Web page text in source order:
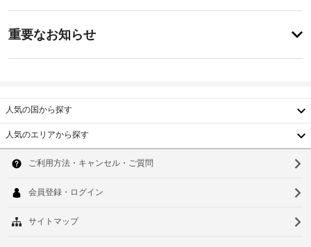
バ
ー
リ
な
ど
を
利
た
煙
ス
ペ
ー
キ
ッ
ク
イ
ン
22:00
施
設
定
る
用
重要なお知らせ
要
な
ら
せ
設
備・
品
:
人気の国から探す
韓
国
人気のエリアから探す
ウ